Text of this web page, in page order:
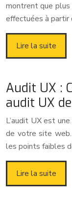
montrent que plus
effectuées à partir
Lire la suite
Audit UX :
audit UX
L’audit UX est
de votre site
les points faibles
Lire la suite